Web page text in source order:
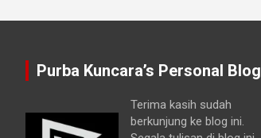
Purba Kuncara’s Personal Blog
Terima kasih sudah
berkunjung ke blog ini.